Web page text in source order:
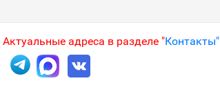
адреса в разделе "Контакты"